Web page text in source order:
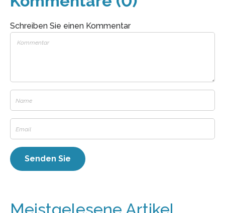
Schreiben Sie einen Kommentar
Meistgelesene Artikel